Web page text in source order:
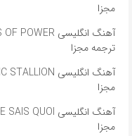
مجزا
ترجمه مجزا
مجزا
مجزا